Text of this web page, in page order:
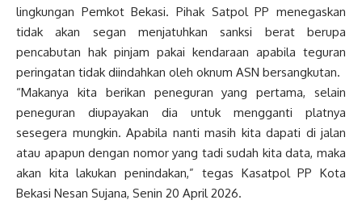
lingkungan Pemkot Bekasi. Pihak Satpol PP menegaskan
tidak akan segan menjatuhkan sanksi berat berupa
pencabutan hak pinjam pakai kendaraan apabila teguran
peringatan tidak diindahkan oleh oknum ASN bersangkutan.
“Makanya kita berikan peneguran yang pertama, selain
peneguran diupayakan dia untuk mengganti platnya
sesegera mungkin. Apabila nanti masih kita dapati di jalan
atau apapun dengan nomor yang tadi sudah kita data, maka
akan kita lakukan penindakan,” tegas Kasatpol PP Kota
Bekasi Nesan Sujana, Senin 20 April 2026.